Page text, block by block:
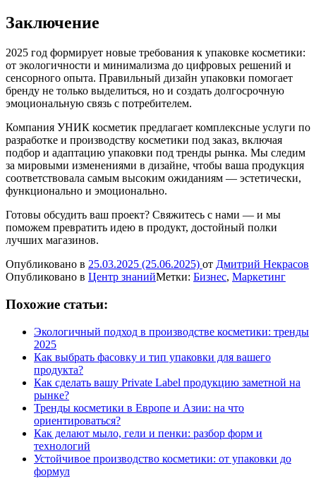
Заключение
2025 год формирует новые требования к упаковке косметики:
от экологичности и минимализма до цифровых решений и
сенсорного опыта. Правильный дизайн упаковки помогает
бренду не только выделиться, но и создать долгосрочную
эмоциональную связь с потребителем.
Компания УНИК косметик предлагает комплексные услуги по
разработке и производству косметики под заказ, включая
подбор и адаптацию упаковки под тренды рынка. Мы следим
за мировыми изменениями в дизайне, чтобы ваша продукция
соответствовала самым высоким ожиданиям — эстетически,
функционально и эмоционально.
Готовы обсудить ваш проект? Свяжитесь с нами — и мы
поможем превратить идею в продукт, достойный полки
лучших магазинов.
Опубликовано в 25.03.2025 (25.06.2025) от Дмитрий Некрасов
Опубликовано в Центр знанийМетки: Бизнес, Маркетинг
Похожие статьи:
Экологичный подход в производстве косметики: тренды
2025
Как выбрать фасовку и тип упаковки для вашего
продукта?
Как сделать вашу Private Label продукцию заметной на
рынке?
Тренды косметики в Европе и Азии: на что
ориентироваться?
Как делают мыло, гели и пенки: разбор форм и
технологий
Устойчивое производство косметики: от упаковки до
формул